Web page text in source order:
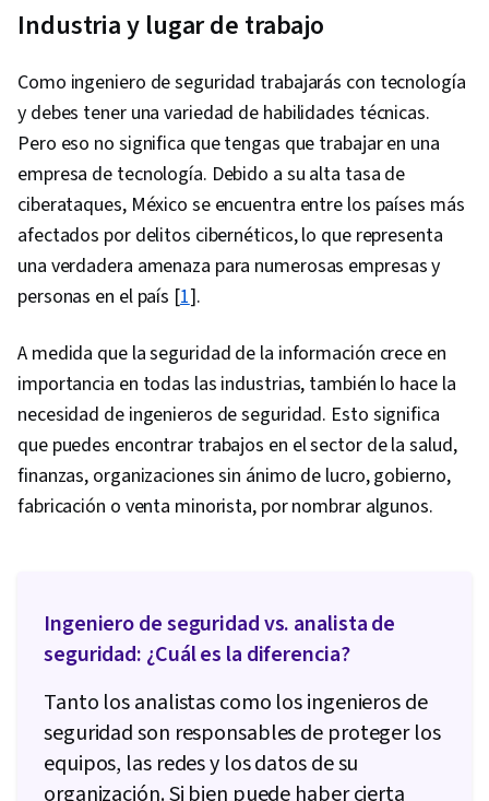
Industria y lugar de trabajo
Como ingeniero de seguridad trabajarás con tecnología
y debes tener una variedad de habilidades técnicas.
Pero eso no significa que tengas que trabajar en una
empresa de tecnología. Debido a su alta tasa de
ciberataques, México se encuentra entre los países más
afectados por delitos cibernéticos, lo que representa
una verdadera amenaza para numerosas empresas y
personas en el país [1].
A medida que la seguridad de la información crece en
importancia en todas las industrias, también lo hace la
necesidad de ingenieros de seguridad. Esto significa
que puedes encontrar trabajos en el sector de la salud,
finanzas, organizaciones sin ánimo de lucro, gobierno,
fabricación o venta minorista, por nombrar algunos.
Ingeniero de seguridad vs. analista de
seguridad: ¿Cuál es la diferencia?
Tanto los analistas como los ingenieros de
seguridad son responsables de proteger los
equipos, las redes y los datos de su
organización. Si bien puede haber cierta